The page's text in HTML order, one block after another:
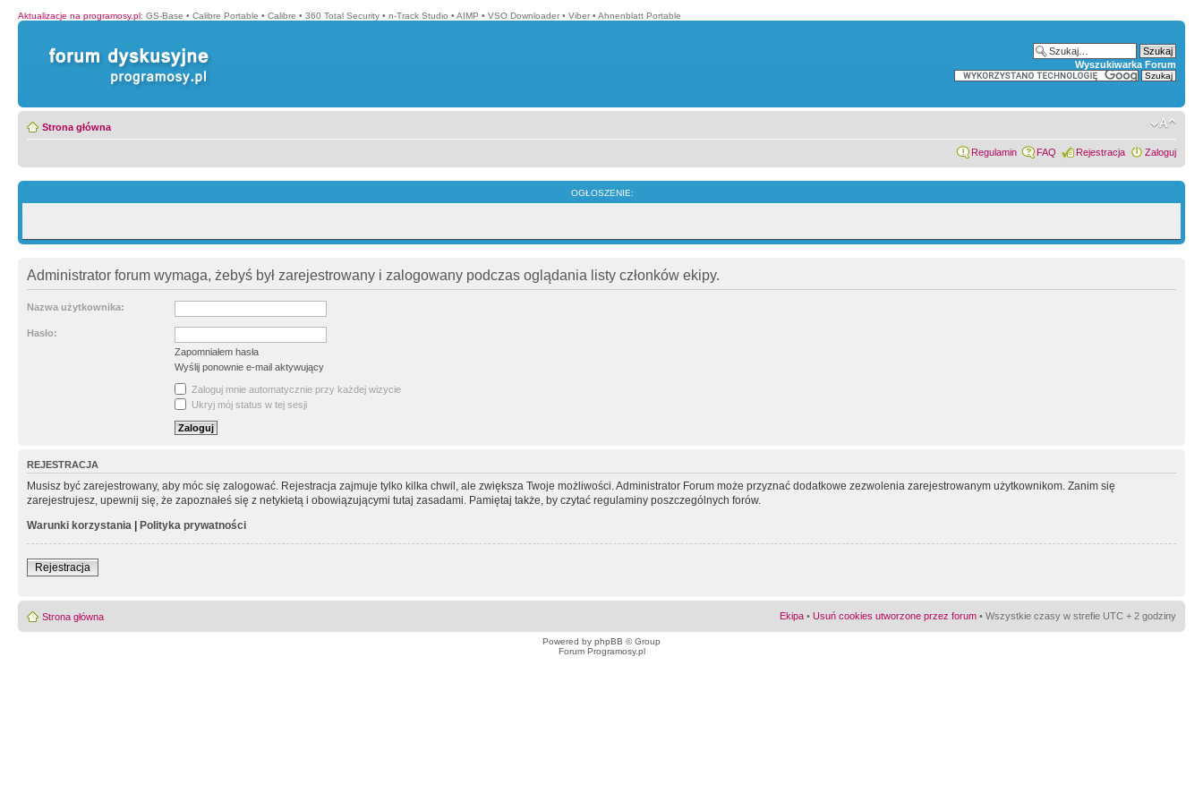
Aktualizacje na programosy.pl: GS-Base • Calibre Portable • Calibre • 360 Total Security • n-Track Studio • AIMP • VSO Downloader • Viber • Ahnenblatt Portable
Wyszukiwarka Forum
Strona główna
Regulamin FAQ Rejestracja Zaloguj
OGŁOSZENIE:
Administrator forum wymaga, żebyś był zarejestrowany i zalogowany podczas oglądania listy członków ekipy.
Nazwa użytkownika:
Hasło:
Zapomniałem hasła
Wyślij ponownie e-mail aktywujący
Zaloguj mnie automatycznie przy każdej wizycie
Ukryj mój status w tej sesji
REJESTRACJA
Musisz być zarejestrowany, aby móc się zalogować. Rejestracja zajmuje tylko kilka chwil, ale zwiększa Twoje możliwości. Administrator Forum może przyznać dodatkowe zezwolenia zarejestrowanym użytkownikom. Zanim się
zarejestrujesz, upewnij się, że zapoznałeś się z netykietą i obowiązującymi tutaj zasadami. Pamiętaj także, by czytać regulaminy poszczególnych forów.
Warunki korzystania | Polityka prywatności
Rejestracja
Strona główna Ekipa • Usuń cookies utworzone przez forum • Wszystkie czasy w strefie UTC + 2 godziny
Powered by phpBB © Group
Forum Programosy.pl